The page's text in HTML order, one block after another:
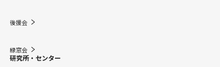
後援会
緑窓会
研究所・センター